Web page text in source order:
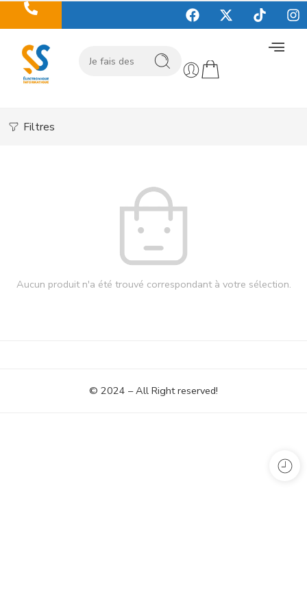
Filtres
Aucun produit n'a été trouvé correspondant à votre sélection.
© 2024 – All Right reserved!